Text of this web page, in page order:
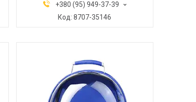
+380 (95) 949-37-39
8707-35146